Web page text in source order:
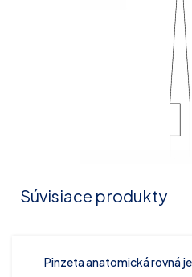
Súvisiace produkty
Pinzeta anatomická rovná